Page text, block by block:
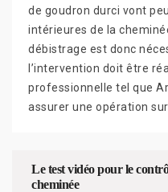
de goudron durci vont
intérieures de la
débistrage est donc
l’intervention doit être
professionnelle tel que
assurer une opération
Le test vidéo pour le
cheminée